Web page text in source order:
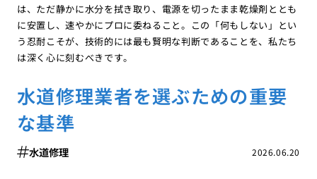
は、ただ静かに水分を拭き取り、電源を切ったまま乾燥剤ととも
に安置し、速やかにプロに委ねること。この「何もしない」とい
う忍耐こそが、技術的には最も賢明な判断であることを、私たち
は深く心に刻むべきです。
水道修理業者を選ぶための重要
な基準
2026.06.20
水道修理